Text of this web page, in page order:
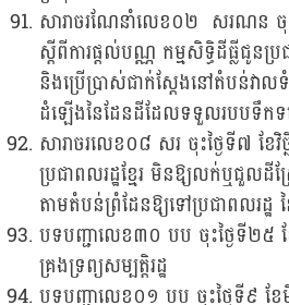
សារាចរណែនាំលេខ០២ សរណន ចុ
ស្តីពីការផ្តល់បណ្ណ កម្មសិទ្ធិដីធ្លីជូនប្
និងប្រើប្រាស់ជាក់ស្តែងនៅតំបន់វា
ដំឡើងនៃដែនដីដែលទទួលរបបទឹកទន្
សារាចរលេខ០៨ សរ ចុះថ្ងៃទី៧ ខែ
ប្រជាពលរដ្ឋខ្មែរ មិនឱ្យលក់ឬជួល
តាមតំបន់ព្រំដែនឱ្យទៅប្រជាពលរដ្ឋ
បទបញ្ជាលេខ៣០ បប ចុះថ្ងៃទី២៥ ខ
គ្រងទ្រព្យសម្បតិ្តរដ្ឋ
បទបញ្ជាលេខ០១ បប ចុះថ្ងៃទី៩ ខ